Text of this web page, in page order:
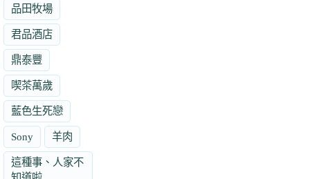
品田牧場
君品酒店
鼎泰豐
喫茶萬歲
藍色生死戀
Sony 羊肉
這種事、人家不